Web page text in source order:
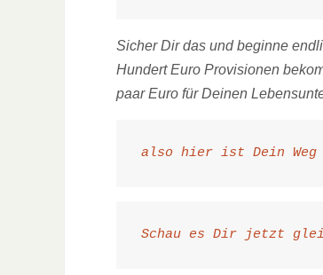
Sicher Dir das und beginne
Hundert Euro Provisionen
paar Euro für Deinen
also hier ist Dein
Schau es Dir jetzt